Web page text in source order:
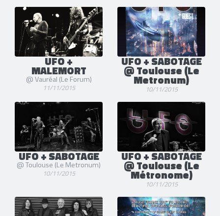
UFO +
MALEMORT
@ Vauréal (Le Forum)
11/11/2015
UFO + SABOTAGE
@ Toulouse (Le
Metronum)
10/11/2015
UFO + SABOTAGE
@ Toulouse (Le Metronum)
10/11/2015
UFO + SABOTAGE
@ Toulouse (Le
Métronome)
10/11/2015